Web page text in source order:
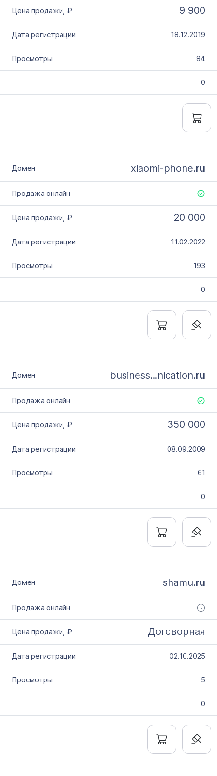
9 900
18.12.2019
84
0
xiaomi-phone.ru
20 000
11.02.2022
193
0
business...nication.ru
350 000
08.09.2009
61
0
shamu.ru
Договорная
02.10.2025
5
0